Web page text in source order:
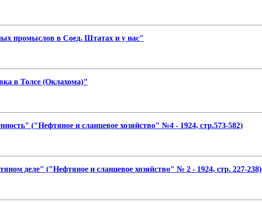
промыслов в Соед. Штатах и у нас"
в Толсе (Оклахома)"
("Нефтяное и сланцевое хозяйство" №4 - 1924, стр.573-582)
деле" ("Нефтяное и сланцевое хозяйство" № 2 - 1924, стр. 227-238)